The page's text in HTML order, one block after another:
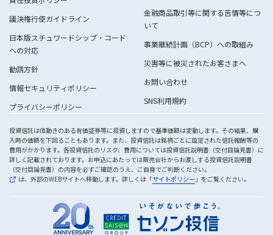
議決権行使ガイドライン
日本版スチュワードシップ・コード
への対応
勧誘方針
情報セキュリティポリシー
プライバシーポリシー
金融商品取引等に関する苦情等につ
いて
事業継続計画（BCP）への取組み
災害等に被災されたお客さまへ
お問い合わせ
SNS利用規約
投資信託は値動きのある有価証券等に投資しますので基準価額は変動します。その結果、購
入時の価額を下回ることもあります。また、投資信託は銘柄ごとに設定された信託報酬等の
費用がかかります。各投資信託のリスク、費用については投資信託説明書（交付目論見書）に
詳しく記載されております。お申込にあたっては販売会社からお渡しする投資信託説明書
（交付目論見書）の内容を必ずご確認のうえ、ご自身でご判断ください。
は、外部のWEBサイトへ移動します。詳しくは「サイトポリシー 」をご覧ください。